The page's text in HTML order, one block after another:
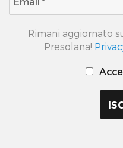
Rimani aggiornato
Presolana!